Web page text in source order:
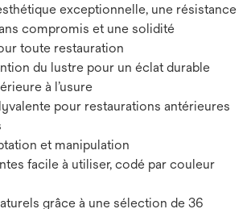
exceptionnelle, une résistance
compromis et une solidité
toute restauration
du lustre pour un éclat durable
à l’usure
pour restaurations antérieures
et manipulation
facile à utiliser, codé par couleur
grâce à une sélection de 36